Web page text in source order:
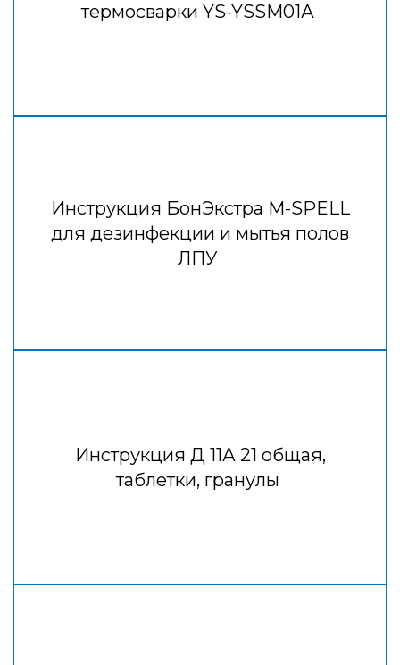
термосварки YS-YSSM01А
Инструкция БонЭкстра М-SPELL
для дезинфекции и мытья полов
ЛПУ
Инструкция Д 11А 21 общая,
таблетки, гранулы